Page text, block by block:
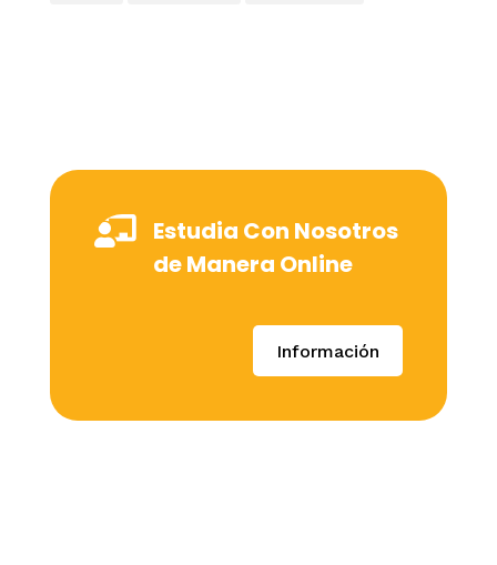
 Estudia Con Nosotros
de Manera Online
Información